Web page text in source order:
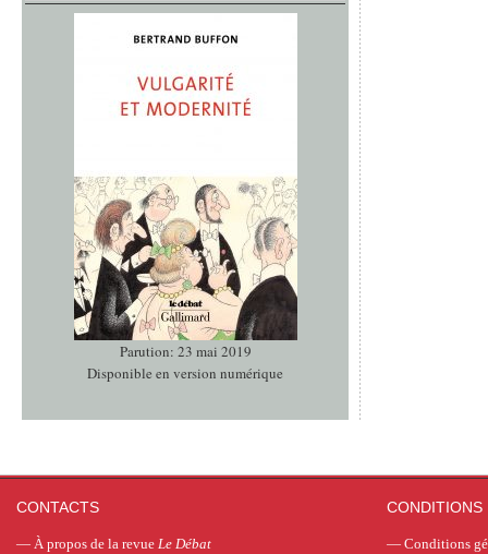
Parution: 23 mai 2019
Disponible en version numérique
CONTACTS
— À propos de la revue Le Débat
CONDITIONS
— Conditions